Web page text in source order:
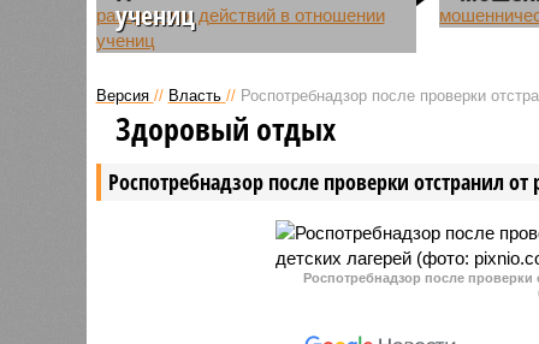
учениц
В Чувашии бывшего учителя
муниципального округа
подозревают в совершении
развратных действий в
отношении двух учениц.
В
Версия // Власть // Роспотребнадзор после проверки
Роспотребнадзор после проверки отстранил
Здоровый отдых
Роспотребнадзор после проверки